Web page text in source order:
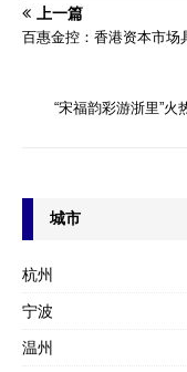
上一篇
百惠金控：香港资本市
“宋福韵彩游浙里”火
城市
杭州
宁波
温州